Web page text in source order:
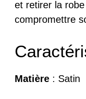
et retirer la
compromettre
Matière : Satin